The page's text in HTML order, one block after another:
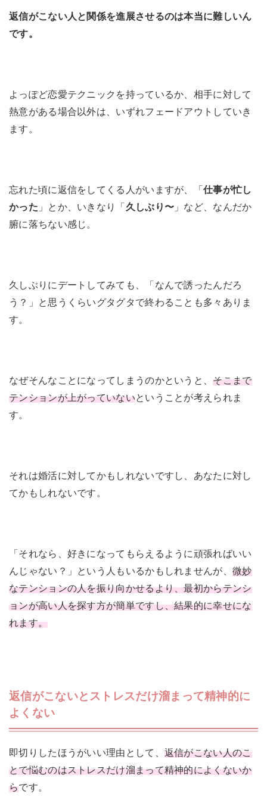
返信がこない人と関係を進展させるのは本当に難しいん
です。
よっぽど恋愛テクニックを持っているか、相手に対して
熱意がある場合以外は、いずれフェードアウトしていき
ます。
忘れた頃に返信をしてくる人がいますが、「 仕事が忙し
かった 」とか、いきなり「 久しぶり〜 」など、なんだか
腑に落ちない感じ。
久しぶりにデートしてみても、「なんで誘ったんだろ
う？」と思うくらいグタグタで終わることも多々ありま
す。
なぜそんなことになってしまうのかというと、そこまで
テンションが上がっていないということが考えられま
す。
それは婚活に対してかもしれないですし、あなたに対し
てかもしれないです。
「それなら、好きになってもらえるように頑張ればいい
んじゃない？」という人もいるかもしれませんが、 微妙
なテンションの人を振り向かせるより、最初からテンシ
ョンが高い人を探す方が簡単ですし、結果的に幸せにな
れます。
返信がこないとストレスだけ溜まって精神的に
よくない
即切りしたほうがいい理由として、 返信がこない人のこ
とで悩むのはストレスだけ溜まって精神的によくないか
らです。